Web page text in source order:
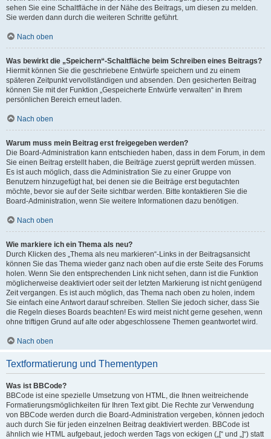
sehen Sie eine Schaltfläche in der Nähe des Beitrags, um diesen zu melden.
Sie werden dann durch die weiteren Schritte geführt.
Nach oben
Was bewirkt die „Speichern“-Schaltfläche beim Schreiben eines Beitrags?
Hiermit können Sie die geschriebene Entwürfe speichern und zu einem
späteren Zeitpunkt vervollständigen und absenden. Den gesicherten Beitrag
können Sie mit der Funktion „Gespeicherte Entwürfe verwalten“ in Ihrem
persönlichen Bereich erneut laden.
Nach oben
Warum muss mein Beitrag erst freigegeben werden?
Die Board-Administration kann entschieden haben, dass in dem Forum, in dem
Sie einen Beitrag erstellt haben, die Beiträge zuerst geprüft werden müssen.
Es ist auch möglich, dass die Administration Sie zu einer Gruppe von
Benutzern hinzugefügt hat, bei denen sie die Beiträge erst begutachten
möchte, bevor sie auf der Seite sichtbar werden. Bitte kontaktieren Sie die
Board-Administration, wenn Sie weitere Informationen dazu benötigen.
Nach oben
Wie markiere ich ein Thema als neu?
Durch Klicken des „Thema als neu markieren“-Links in der Beitragsansicht
können Sie das Thema wieder ganz nach oben auf die erste Seite des Forums
holen. Wenn Sie den entsprechenden Link nicht sehen, dann ist die Funktion
möglicherweise deaktiviert oder seit der letzten Markierung ist nicht genügend
Zeit vergangen. Es ist auch möglich, das Thema nach oben zu holen, indem
Sie einfach eine Antwort darauf schreiben. Stellen Sie jedoch sicher, dass Sie
die Regeln dieses Boards beachten! Es wird meist nicht gerne gesehen, wenn
ohne triftigen Grund auf alte oder abgeschlossene Themen geantwortet wird.
Nach oben
Textformatierung und Thementypen
Was ist BBCode?
BBCode ist eine spezielle Umsetzung von HTML, die Ihnen weitreichende
Formatierungsmöglichkeiten für Ihren Text gibt. Die Rechte zur Verwendung
von BBCode werden durch die Board-Administration vergeben, können jedoch
auch durch Sie für jeden einzelnen Beitrag deaktiviert werden. BBCode ist
ähnlich wie HTML aufgebaut, jedoch werden Tags von eckigen („[“ und „]“) statt